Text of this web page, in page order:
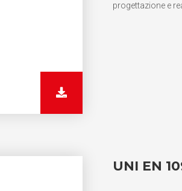
progettazione e
UNI EN